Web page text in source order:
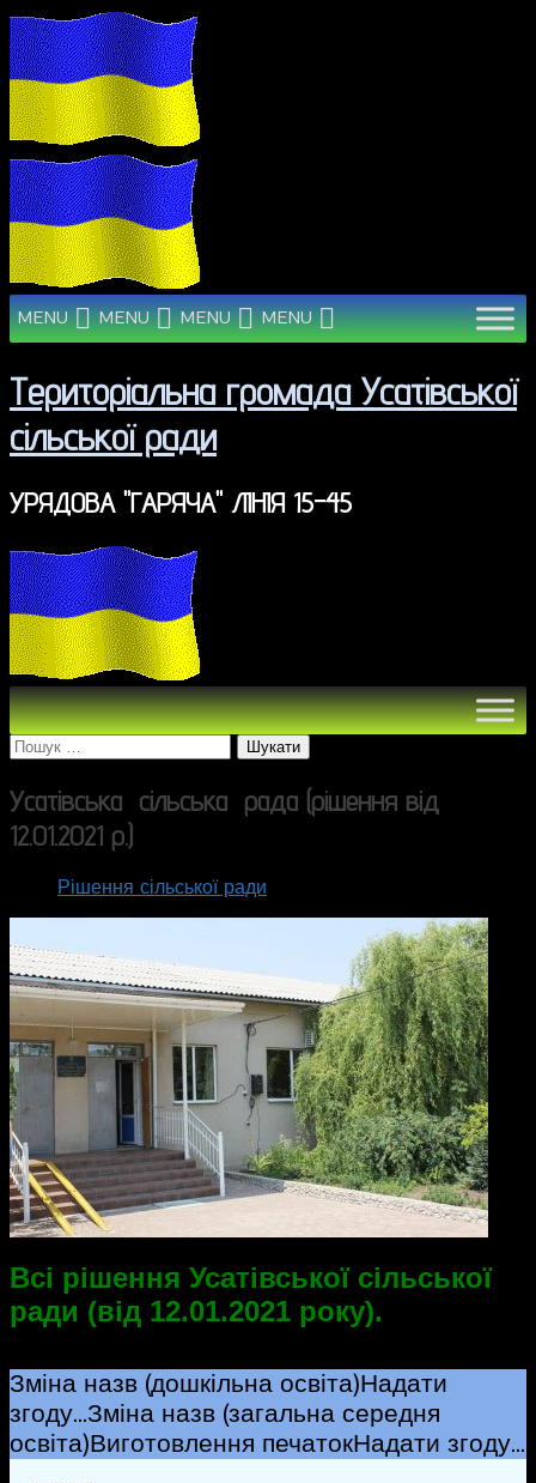
MENU MENU MENU MENU
Територіальна громада Усатівської
сільської ради
УРЯДОВА "ГАРЯЧА" ЛІНІЯ 15-45
Пошук:
Усатівська сільська рада (рішення від
12.01.2021 р.)
Рішення сільської ради
Всі рішення Усатівської сільської
ради (від 12.01.2021 року).
Зміна назв (дошкільна освіта)Надати
згоду…Зміна назв (загальна середня
освіта)Виготовлення печатокНадати згоду…